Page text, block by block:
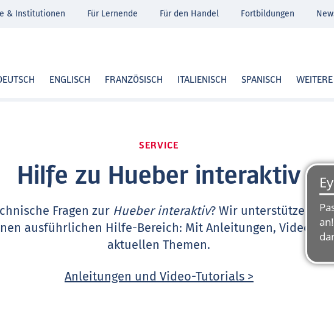
ENGLISCH FRANZÖSISCH ITALIENISCH SPANISCH
& Institutionen Für Lernende Für den Handel Fortbildungen
SERVICE
Hilfe zu Hueber interaktiv
Fragen zur Hueber interaktiv? Wir unterstützen
ausführlichen Hilfe-Bereich: Mit Anleitungen, Video-
aktuellen Themen.
Anleitungen und Video-Tutorials >